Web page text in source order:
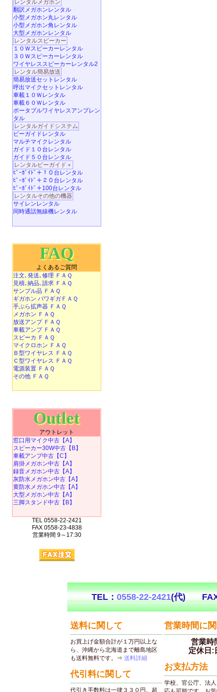
レンタルメガホン
翻訳メガホンレンタル
小型メガホン丸レンタル
小型メガホン角レンタル
大型メガホンレンタル
レンタルスピーカー
１０Ｗスピーカーレンタル
３０Ｗスピーカーレンタル
ワイヤレススピーカーレンタル2
レンタル簡易放送
簡易放送セットレンタル
呼出マイクセットレンタル
車載１０Ｗレンタル
車載６０Ｗレンタル
ポータブルワイヤレスアンプレン
タル
レンタルガイドシステム
ビーガイドレンタル
マルチマイクレンタル
ガイド１０台レンタル
ガイド５０台レンタル
レンタルビーガイド＋
ﾋﾞｰｶﾞｲﾄﾞ＋１０台レンタル
ﾋﾞｰｶﾞｲﾄﾞ＋２０台レンタル
ﾋﾞｰｶﾞｲﾄﾞ＋100台レンタル
レンタルその他の機器
サイレンレンタル
同時通話無線機レンタル
FAQ
よくあるご質問
注文､発送､修理 ＦＡＱ
見積､納品､請求 ＦＡＱ
サンプル品 ＦＡＱ
ギガホン パワギガＦＡＱ
手ぶら拡声器 ＦＡＱ
メガホン ＦＡＱ
放送アンプ ＦＡＱ
車載アンプ ＦＡＱ
スピーカ ＦＡＱ
マイクロホン ＦＡＱ
Ｂ型ワイヤレス ＦＡＱ
Ｃ型ワイヤレス ＦＡＱ
電源装置 ＦＡＱ
その他 ＦＡＱ
Outlet
アウトレット
窓口用マイク中古【A】
スピーカー30W中古【B】
車載アンプ中古【C】
肩掛メガホン中古【A】
録音メガホン中古【A】
灰防水メガホン中古【A】
黄防水メガホン中古【A】
大型メガホン中古【A】
三脚スタンド中古【B】
TEL 0558-22-2421
FAX 0558-23-4838
営業時間 9～17:30